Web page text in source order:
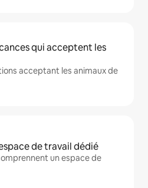
qui acceptent les
acceptant les animaux de
de travail dédié
un espace de